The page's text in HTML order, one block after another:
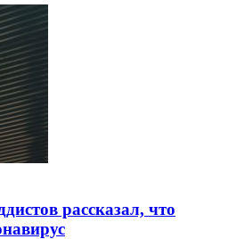
рассказал, что